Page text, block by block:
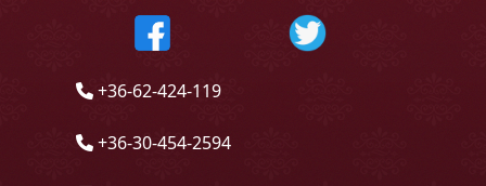
+36-62-424-119
+36-30-454-2594